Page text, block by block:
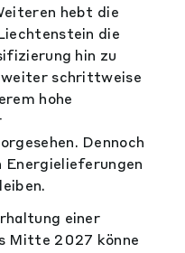
hebt die
die
hin zu
weiter schrittweise
hohe
Dennoch
Energielieferungen
einer
Mitte 2027 könne